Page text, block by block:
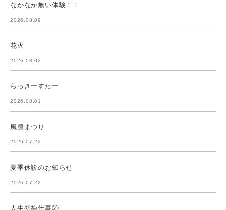
なかなか無い体験！！
2026.08.09
花火
2026.08.02
らっきーすたー
2026.08.01
風凛まつり
2026.07.22
夏季休診のお知らせ
2026.07.22
人生初梅仕事②